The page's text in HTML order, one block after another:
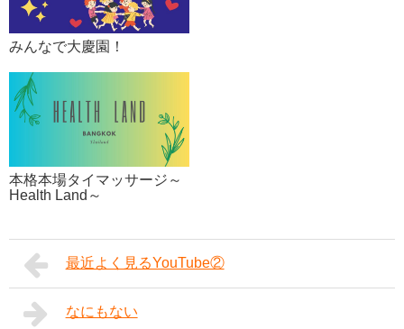
みんなで大慶園！
本格本場タイマッサージ～
Health Land～
最近よく見るYouTube②
なにもない